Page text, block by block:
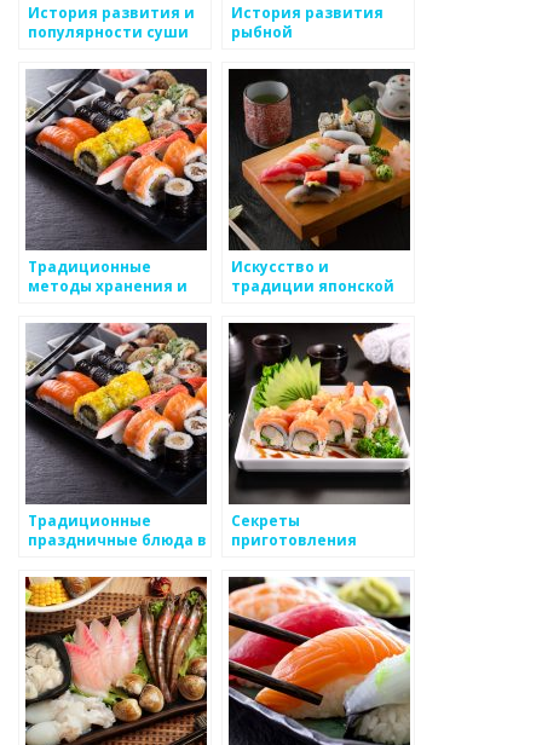
История развития и
популярности суши
История развития
рыбной
Японии
Традиционные
методы хранения и
продуктов в японской
кухне
Искусство и
традиции японской
Традиционные
праздничные блюда в
Секреты
приготовления
традиционной
японской кухни